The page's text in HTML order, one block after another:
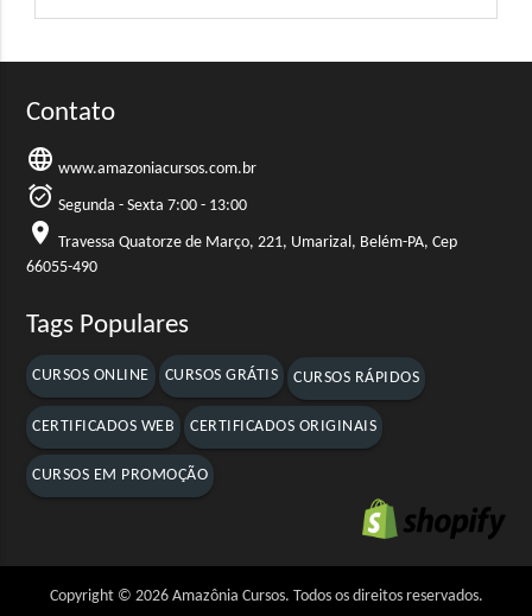
Contato
language www.amazoniacursos.com.br
alarm_on Segunda - Sexta 7:00 - 13:00
location_on Travessa Quatorze de Março, 221, Umarizal, Belém-PA, Cep
66055-490
Tags Populares
CURSOS ONLINE CURSOS GRÁTIS CURSOS RÁPIDOS
CERTIFICADOS WEB CERTIFICADOS ORIGINAIS
CURSOS EM PROMOÇÃO
Copyright © 2026 Amazônia Cursos. Todos os direitos reservados.